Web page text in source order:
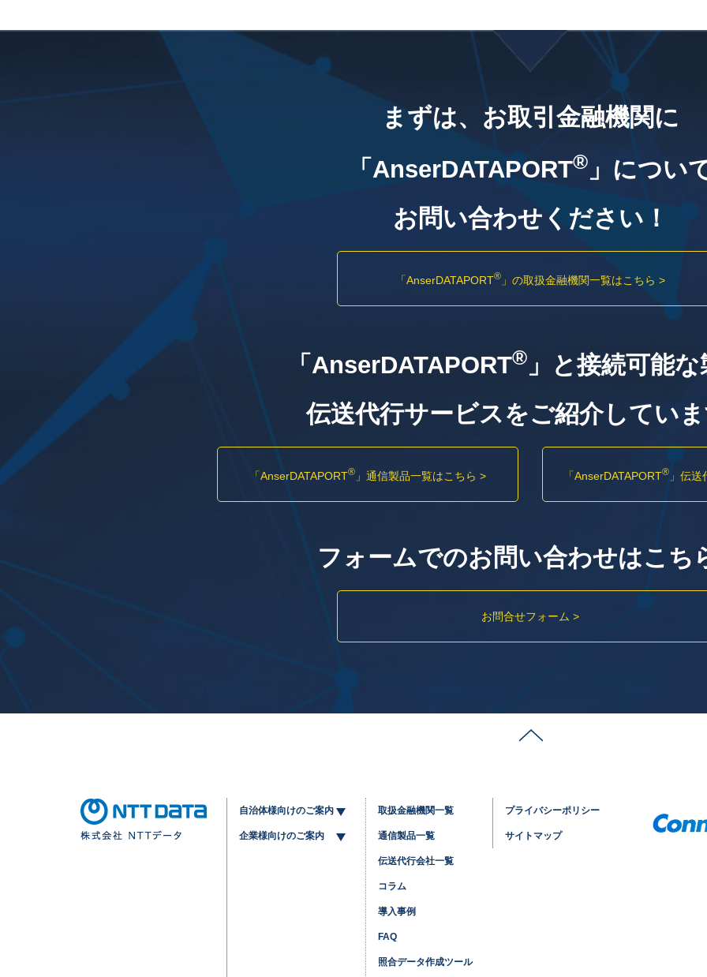
まずは、お取引金融機関に
「AnserDATAPORT®」につい
お問い合わせください！
「AnserDATAPORT® 」の取扱金融機関一覧はこちら >
「AnserDATAPORT®」と接続可能な
伝送代行サービスをご紹介してい
「AnserDATAPORT® 」 通信製品一覧はこちら > 「AnserDATAPORT® 」 伝送
フォームでのお問い合わせはこち
お問合せフォーム >
自治体様向けのご案内
企業様向けのご案内
取扱金融機関一覧
通信製品一覧
伝送代行会社一覧
コラム
導入事例
FAQ
照合データ作成ツール
プライバシーポリシー
サイトマップ